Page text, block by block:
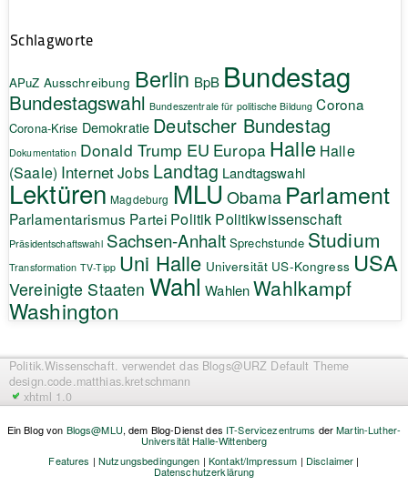
Schlagworte
APuZ Ausschreibung Berlin BpB Bundestag
Bundestagswahl Bundeszentrale für politische Bildung Corona
Corona-Krise Demokratie Deutscher Bundestag
Dokumentation Donald Trump EU Europa Halle Halle
(Saale) InternetJobs Landtag Landtagswahl
Lektüren Magdeburg MLU Obama Parlament
Parlamentarismus Partei Politik Politikwissenschaft
Präsidentschaftswahl Sachsen-Anhalt Sprechstunde Studium
Transformation TV-Tipp Uni Halle Universität US-Kongress USA
Vereinigte Staaten Wahl Wahlen Wahlkampf
Washington
Politik.Wissenschaft. verwendet das Blogs@URZ Default Theme
design.code.matthias.kretschmann
xhtml 1.0
Ein Blog von Blogs@MLU, dem Blog-Dienst des IT-Servicezentrums derMartin-Luther-
Universität Halle-Wittenberg
Features | Nutzungsbedingungen |Kontakt/Impressum | Disclaimer |
Datenschutzerklärung